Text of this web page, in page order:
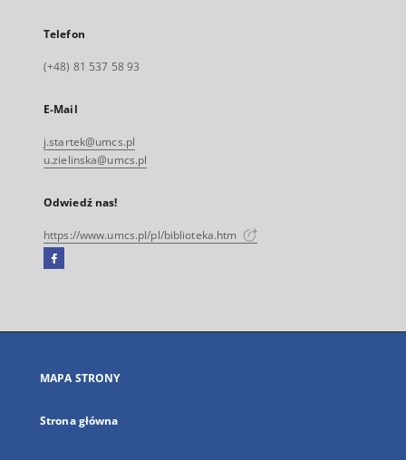
Telefon
(+48) 81 537 58 93
E-Mail
j.startek@umcs.pl
u.zielinska@umcs.pl
Odwiedź nas!
https://www.umcs.pl/pl/biblioteka.htm
Facebook
się
karcie
MAPA STRONY
Strona główna